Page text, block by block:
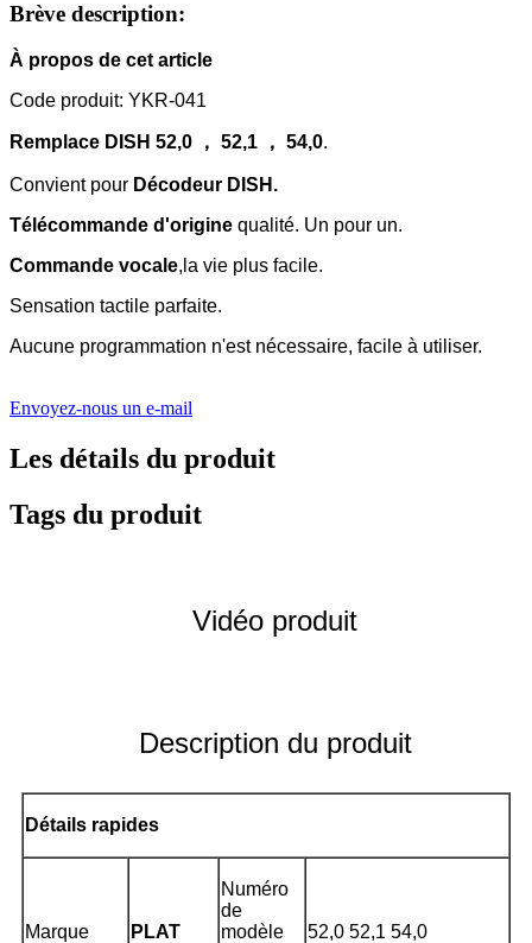
Brève description:
À propos de cet article
Code produit: YKR-041
Remplace DISH 52,0 ， 52,1 ， 54,0.
Convient pour Décodeur DISH.
Télécommande d'origine qualité. Un pour un.
Commande vocale,la vie plus facile.
Sensation tactile parfaite.
Aucune programmation n'est nécessaire, facile à utiliser.
Envoyez-nous un e-mail
Les détails du produit
Tags du produit
Vidéo produit
Description du produit
Détails rapides
Marque PLAT
Numéro
de
modèle
52,0 52,1 54,0